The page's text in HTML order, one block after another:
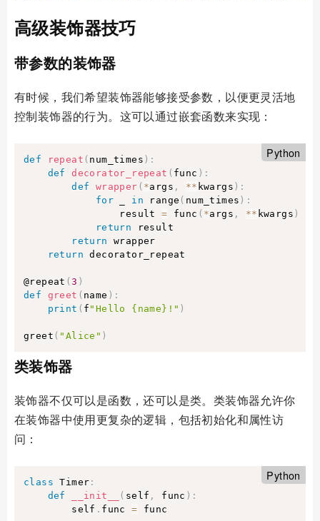
高级装饰器技巧
带参数的装饰器
有时候，我们希望装饰器能够接受参数，以便更灵活地
控制装饰器的行为。这可以通过嵌套函数来实现：
Python
def repeat ( num_times ) :
def
decorator_repeat ( func ) :
def
wrapper ( *args , ** kwargs ) :
for
in range ( num_times ) :
                result
= func ( *args , ** kwargs )
return result
return
wrapper
return decorator_repeat
@repeat (3 )
def
greet ( name ) :
print ( f "Hello {name}!" )
greet ( "Alice" )
类装饰器
装饰器不仅可以是函数，还可以是类。类装饰器允许你
在装饰器中使用更复杂的逻辑，包括初始化和属性访
问：
Python
class Timer :
def
__init__ ( self , func ) :
        self
. func = func